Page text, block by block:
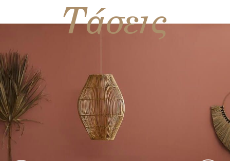
Τάσεις